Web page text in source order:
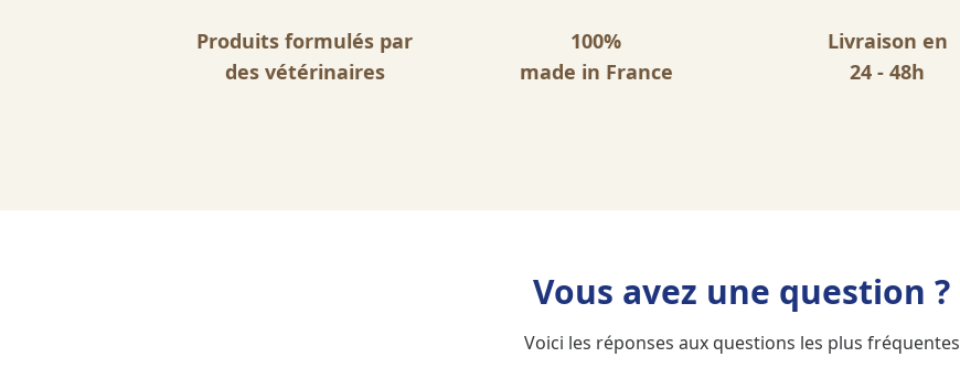
Produits formulés par
des vétérinaires
100%
made in France
Livraison en
24 - 48h
Vous avez une question ?
Voici les réponses aux questions les plus fréquentes